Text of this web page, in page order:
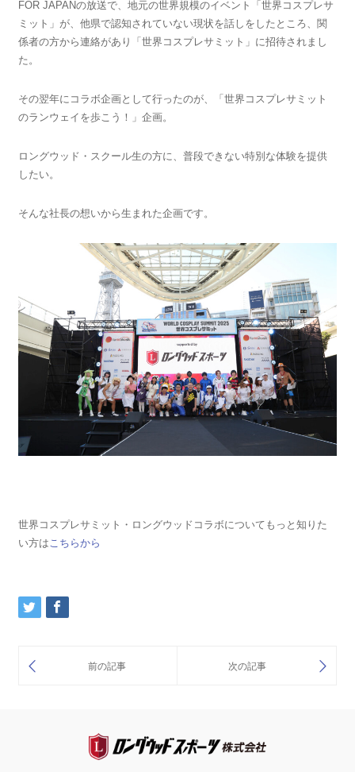
FOR JAPANの放送で、地元の世界規模のイベント「世界コスプレサ
ミット」が、他県で認知されていない現状を話しをしたところ、関
係者の方から連絡があり「世界コスプレサミット」に招待されまし
た。
その翌年にコラボ企画として行ったのが、「世界コスプレサミット
のランウェイを歩こう！」企画。
ロングウッド・スクール生の方に、普段できない特別な体験を提供
したい。
そんな社長の想いから生まれた企画です。
世界コスプレサミット・ロングウッドコラボについてもっと知りた
い方はこちらから